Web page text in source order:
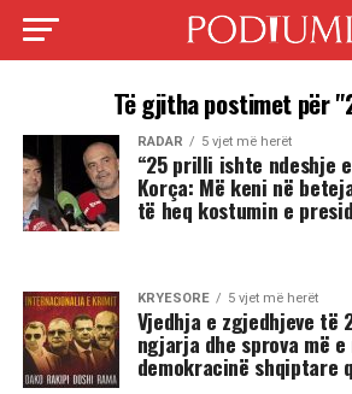
Të gjitha postimet për
RADAR 5 vjet më herët
“25 prilli ishte ndeshje
Korça: Më keni në
të heq kostumin e
KRYESORE 5 vjet më herët
Vjedhja e zgjedhjeve
ngjarja dhe sprova më
demokracinë shqiptare